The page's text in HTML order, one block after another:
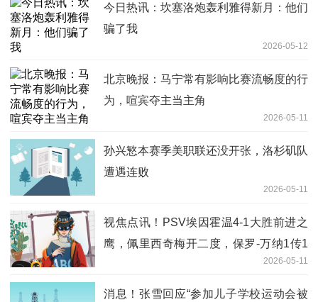
今日热讯：坎塞洛炮轰利雅得新月：他们
骗了我
2026-05-12
北京晚报：马宁常有影响比赛流畅度的行
为，喧宾夺主当主角
2026-05-11
孙兴慜本赛季美职联还没开张，洛杉矶队
遭遇连败
2026-05-11
视焦点讯！PSV埃因霍温4-1大胜前进之
鹰，佩里西奇梅开二度，保罗-万纳1传1
2026-05-11
消息！张雪回应“参加儿子学校运动会被